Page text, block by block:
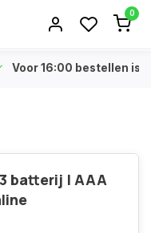
0
Voor 16:00 bestellen is
batterij | AAA